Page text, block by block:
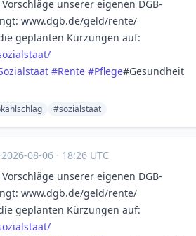
unserer eigenen DGB-
www.dgb.de/geld/rente/
geplanten Kürzungen auf:
#Rente #Pflege#Gesundheit
#sozialstaat
·2026-08-06 · 18:26 UTC
unserer eigenen DGB-
www.dgb.de/geld/rente/
geplanten Kürzungen auf: